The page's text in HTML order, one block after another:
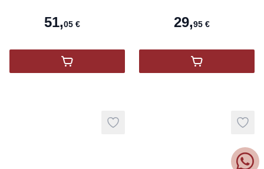
51,05 €
,Champagne De Venoge Cordon Bleu Brut
29,95 €
,SAINT-
Add to wishlist Add